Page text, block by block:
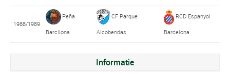
1988/1989
Peña
Barcilona
CF Parque
Alcobendas
RCD Espanyol
Barcelona
Informatie